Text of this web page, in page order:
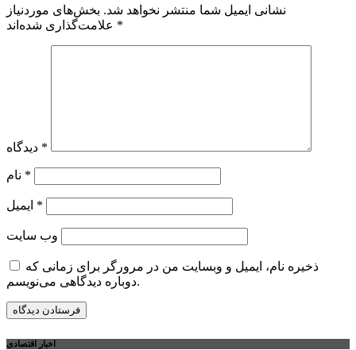
نشانی ایمیل شما منتشر نخواهد شد. بخش‌های موردنیاز
*
*
*
*
وب‌ سایت
ذخیره نام، ایمیل و وبسایت من در مرورگر برای زمانی که
دوباره دیدگاهی می‌نویسم.
اخبار اقتصادی